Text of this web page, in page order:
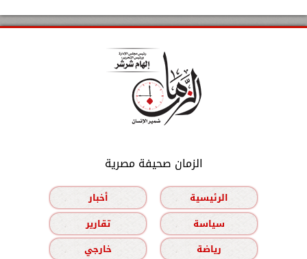
الزمان صحيفة مصرية
الرئيسية
أخبار
سياسة
تقارير
رياضة
خارجي